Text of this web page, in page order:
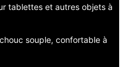
tablettes et autres objets à
souple, confortable à